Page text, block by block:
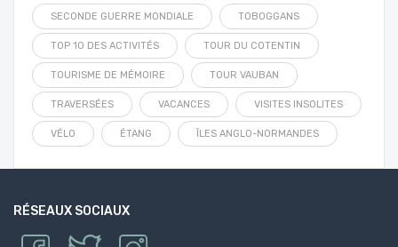
SECONDE GUERRE MONDIALE TOBOGGANS
TOP 10 DES ACTIVITÉS TOUR DU COTENTIN
TOURISME DE MÉMOIRE TOUR VAUBAN
TRAVERSÉES VACANCES VISITES INSOLITES
VÉLO ÉTANG ÎLES ANGLO-NORMANDES
RÉSEAUX SOCIAUX